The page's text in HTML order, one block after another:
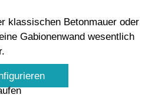
klassischen Betonmauer oder
Gabionenwand wesentlich